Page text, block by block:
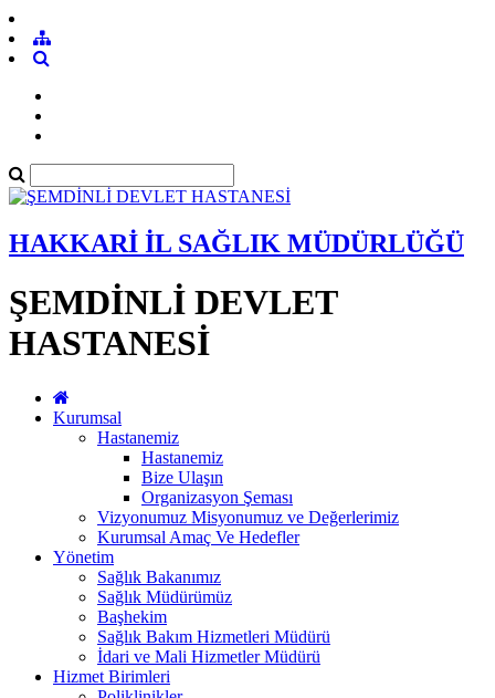
HAKKARİ İL SAĞLIK MÜDÜRLÜĞÜ
ŞEMDİNLİ DEVLET
HASTANESİ
Kurumsal
Hastanemiz
Hastanemiz
Bize Ulaşın
Organizasyon Şeması
Vizyonumuz Misyonumuz ve Değerlerimiz
Kurumsal Amaç Ve Hedefler
Yönetim
Sağlık Bakanımız
Sağlık Müdürümüz
Başhekim
Sağlık Bakım Hizmetleri Müdürü
İdari ve Mali Hizmetler Müdürü
Hizmet Birimleri